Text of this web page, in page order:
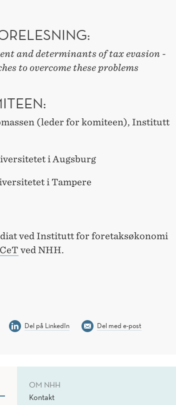
and determinants of tax evasion -
to overcome these problems
(leder for komiteen), Institutt
i Augsburg
i Tampere
ved Institutt for foretaksøkonomi
ved NHH.
Del på LinkedIn Del med e-post
OM NHH
Kontakt